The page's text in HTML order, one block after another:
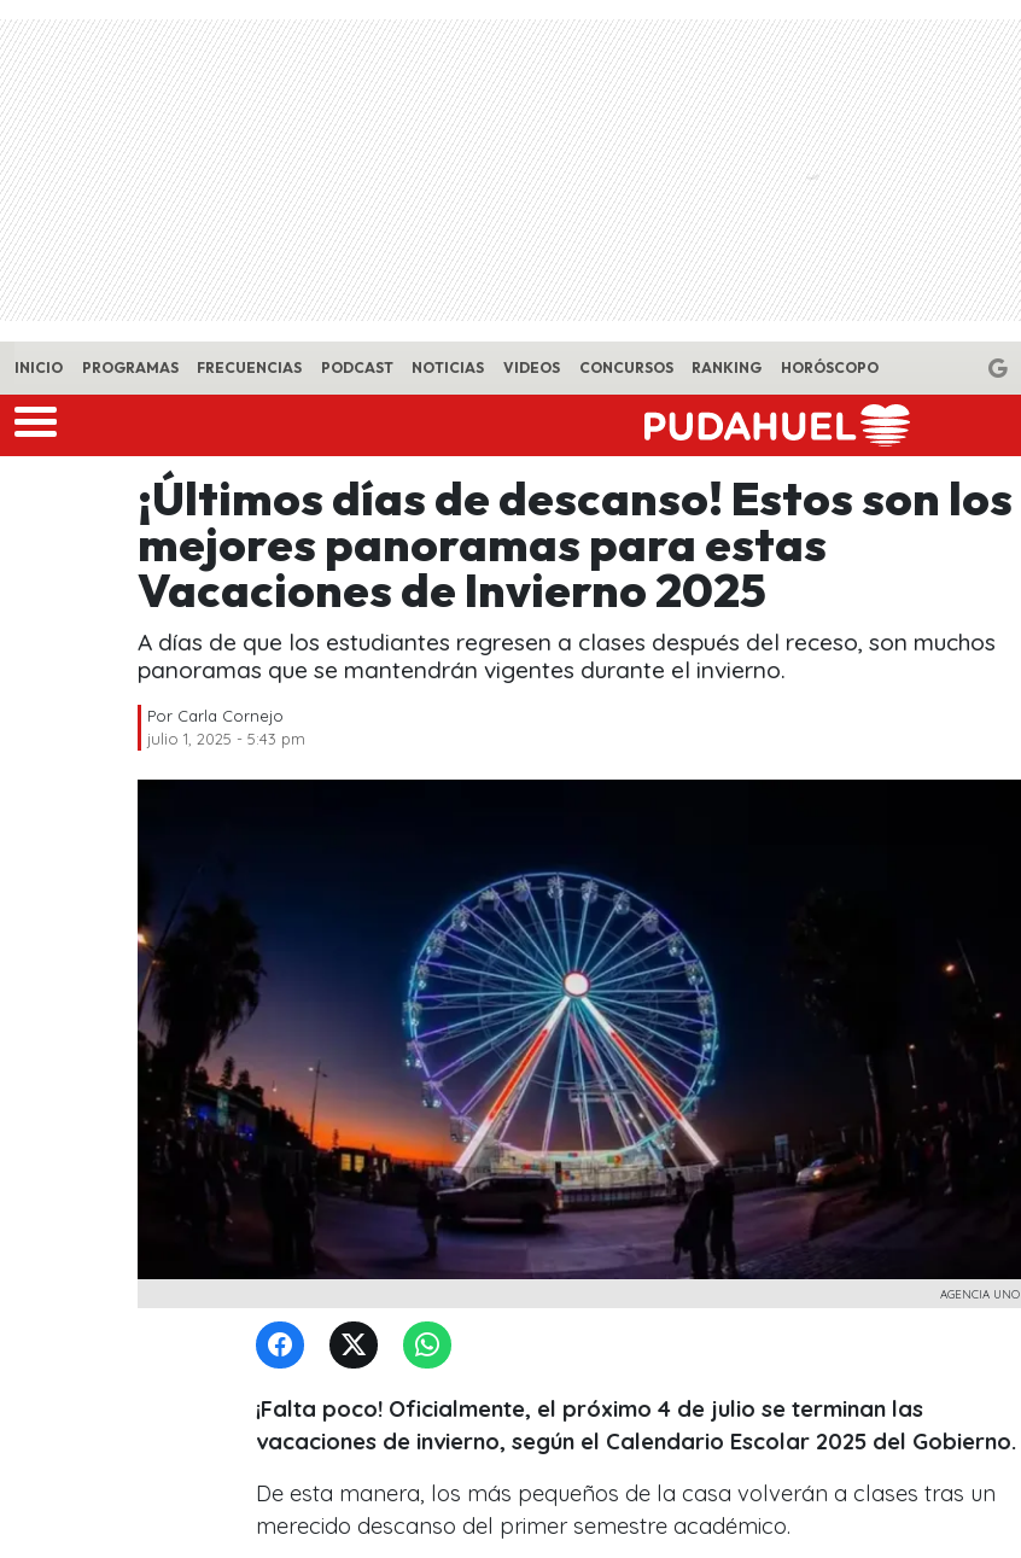
Skip to main content
INICIO PROGRAMAS FRECUENCIAS PODCAST NOTICIAS VIDEOS CONCURSOS RANKING HORÓSCOPO
¡Últimos días de descanso! Estos son los
mejores panoramas para estas
Vacaciones de Invierno 2025
A días de que los estudiantes regresen a clases después del receso, son muchos
panoramas que se mantendrán vigentes durante el invierno.
Por Carla Cornejo
julio 1, 2025 - 5:43 pm
AGENCIA UNO
¡Falta poco! Oficialmente, el próximo 4 de julio se terminan las
vacaciones de invierno, según el Calendario Escolar 2025 del Gobierno.
De esta manera, los más pequeños de la casa volverán a clases tras un
merecido descanso del primer semestre académico.